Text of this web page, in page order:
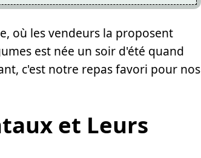
où les vendeurs la proposent
est née un soir d'été quand
c'est notre repas favori pour nos
et Leurs